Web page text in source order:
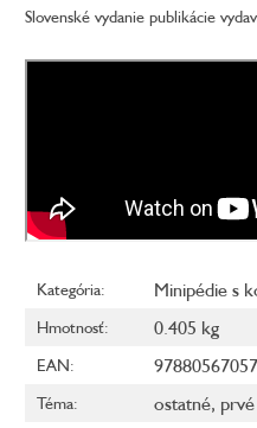
Slovenské vydanie publikácie
Kategória: Minipédie s
Hmotnosť: 0.405 kg
EAN:
Téma: ostatné,